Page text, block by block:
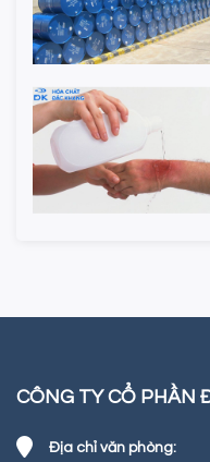
CÔNG TY CỔ PHẦN
Địa chỉ văn phòng: